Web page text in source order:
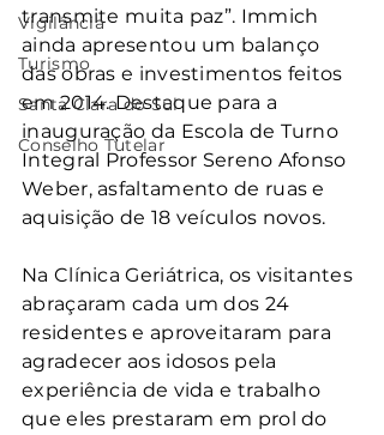
Vigilância
Turismo
Santa Clara do Sul
Conselho Tutelar
transmite muita paz”. Immich
ainda apresentou um balanço
das obras e investimentos feitos
em 2014. Destaque para a
inauguração da Escola de Turno
Integral Professor Sereno Afonso
Weber, asfaltamento de ruas e
aquisição de 18 veículos novos.
Na Clínica Geriátrica, os visitantes
abraçaram cada um dos 24
residentes e aproveitaram para
agradecer aos idosos pela
experiência de vida e trabalho
que eles prestaram em prol do